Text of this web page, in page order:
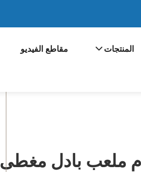
المنتجات مقاطع الفيديو
ملعب بادل مغطى